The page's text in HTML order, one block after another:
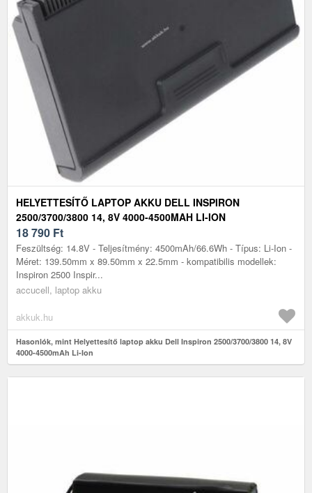
HELYETTESÍTŐ LAPTOP AKKU DELL INSPIRON
2500/3700/3800 14, 8V 4000-4500MAH LI-ION
18 790 Ft
Feszültség: 14.8V - Teljesítmény: 4500mAh/66.6Wh - Típus: Li-Ion -
Méret: 139.50mm x 89.50mm x 22.5mm - kompatibilis modellek:
Inspiron 2500 Inspir...
accucell, laptop akku
akkuk.hu
Hasonlók, mint Helyettesítő laptop akku Dell Inspiron 2500/3700/3800 14, 8V
4000-4500mAh Li-Ion